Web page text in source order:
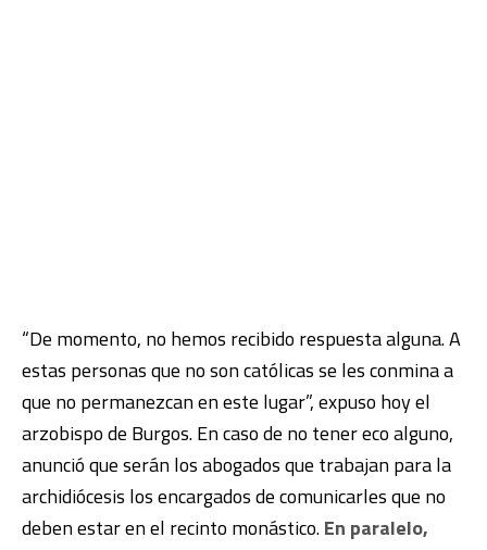
“De momento, no hemos recibido respuesta alguna. A
estas personas que no son católicas se les conmina a
que no permanezcan en este lugar”, expuso hoy el
arzobispo de Burgos. En caso de no tener eco alguno,
anunció que serán los abogados que trabajan para la
archidiócesis los encargados de comunicarles que no
deben estar en el recinto monástico.En paralelo,